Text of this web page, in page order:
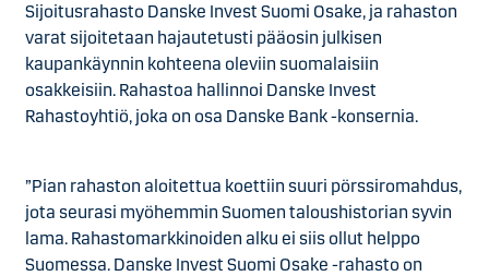
Sijoitusrahasto Danske Invest Suomi Osake, ja rahaston
varat sijoitetaan hajautetusti pääosin julkisen
kaupankäynnin kohteena oleviin suomalaisiin
osakkeisiin. Rahastoa hallinnoi Danske Invest
Rahastoyhtiö, joka on osa Danske Bank -konsernia.
”Pian rahaston aloitettua koettiin suuri pörssiromahdus,
jota seurasi myöhemmin Suomen taloushistorian syvin
lama. Rahastomarkkinoiden alku ei siis ollut helppo
Suomessa. Danske Invest Suomi Osake -rahasto on